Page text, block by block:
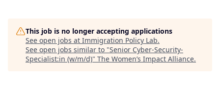
This job is no longer accepting applications
See open jobs at Immigration Policy Lab.
See open jobs similar to "Senior Cyber-Security-
Specialist:in (w/m/d)" The Women’s Impact Alliance.